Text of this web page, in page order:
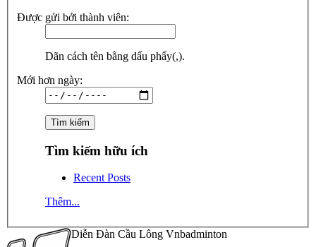
Được gửi bởi thành viên:
Dãn cách tên bằng dấu phẩy(,).
Mới hơn ngày:
Tìm kiếm hữu ích
Recent Posts
Thêm...
Diễn Đàn Cầu Lông Vnbadminton